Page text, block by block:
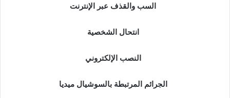
السب والقذف عبر الإنترنت
انتحال الشخصية
النصب الإلكتروني
الجرائم المرتبطة بالسوشيال ميديا